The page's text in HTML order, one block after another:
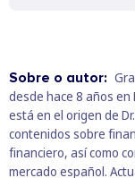
Sobre o autor:
desde hace 8 años
está en el origen de
contenidos sobre
financiero, así como
mercado español.